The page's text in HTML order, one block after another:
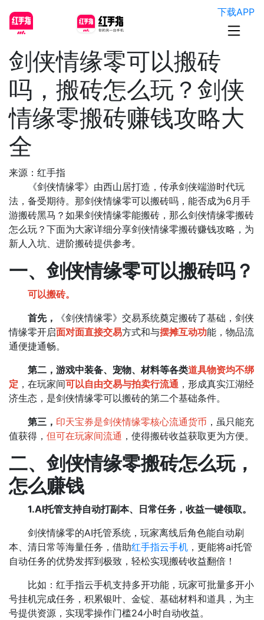
下载APP
剑侠情缘零可以搬砖
吗，搬砖怎么玩？剑侠
情缘零搬砖赚钱攻略大
全
来源：红手指
《剑侠情缘零》由西山居打造，传承剑侠端游时代玩
法，备受期待。那剑侠情缘零可以搬砖吗，能否成为6月手
游搬砖黑马？如果剑侠情缘零能搬砖，那么剑侠情缘零搬砖
怎么玩？下面为大家详细分享剑侠情缘零搬砖赚钱攻略，为
新人入坑、进阶搬砖提供参考。
一、剑侠情缘零可以搬砖吗？
可以搬砖。
首先，
《剑侠情缘零》交易系统奠定搬砖了基础​，剑侠
情缘零开启面对面直接交易方式和与摆摊互动功能，物品流
通便捷通畅。
第二，游戏中装备、宠物、材料等各类道具物资均不绑
定 ，在玩家间可以自由交易与拍卖行流通 ，形成真实江湖经
济生态，是剑侠情缘零可以搬砖的第二个基础条件。
第三， 印天宝券是剑侠情缘零核心流通货币 ，虽只能充
值获得， 但可在玩家间流通 ，使得搬砖收益获取更为方便。​
二、剑侠情缘零搬砖怎么玩，
怎么赚钱
1.AI托管支持自动打副本、日常任务，收益一键领取。
剑侠情缘零的AI托管系统，玩家离线后角色能自动刷
本、清日常等海量任务，借助红手指云手机 ，更能将ai托管
自动任务的优势发挥到极致，轻松实现搬砖收益翻倍！
比如：红手指云手机支持多开功能，玩家可批量多开小
号挂机完成任务，积累银叶、金锭、基础材料和道具，为主
号提供资源，实现零操作门槛24小时自动收益。